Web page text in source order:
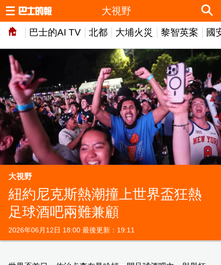
巴士的AI TV 北都 大埔火災 黎智英案 國
大視野
大視野
紐約尼克斯熱潮撞上世界盃狂熱
足球酒吧兩難兼顧
2026年06月12日 18:00 最後更新：19:11